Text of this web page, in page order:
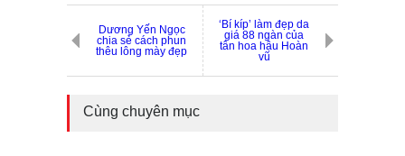
Dương Yến Ngọc
chia sẻ cách phun
thêu lông mày đẹp
‘Bí kíp’ làm đẹp da
giá 88 ngàn của
tân hoa hậu Hoàn
vũ
Cùng chuyên mục